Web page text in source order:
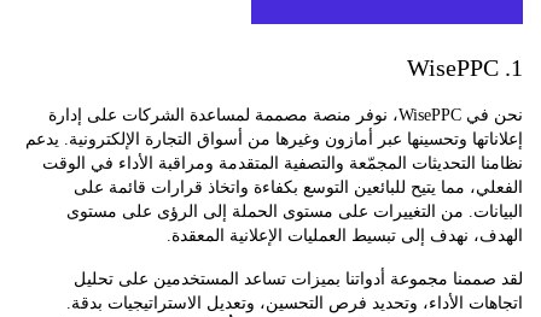
نحن في WisePPC، نوفر منصة مصممة لمساعدة الشركات على إدارة
وتحسينها عبر أمازون وغيرها من أسواق التجارة الإلكترونية. يدعم
التحديثات المجمّعة والتصفية المتقدمة ومراقبة الأداء في الوقت
مما يتيح للبائعين التوسع بكفاءة واتخاذ قرارات قائمة على
من التغييرات على مستوى الحملة إلى الرؤى على مستوى
نهدف إلى تبسيط العمليات الإعلانية المعقدة.
مجموعة أدواتنا بميزات تساعد المستخدمين على تحليل
الأداء، وتحديد فرص التحسين، وتعديل الاستراتيجيات بدقة.